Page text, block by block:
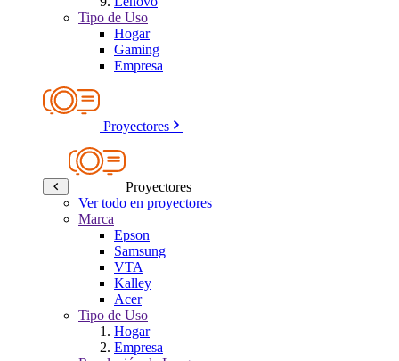
Tipo de Uso
Hogar
Gaming
Empresa
Proyectores
Proyectores
Ver todo en proyectores
Marca
Epson
Samsung
VTA
Kalley
Acer
Tipo de Uso
Hogar
Empresa